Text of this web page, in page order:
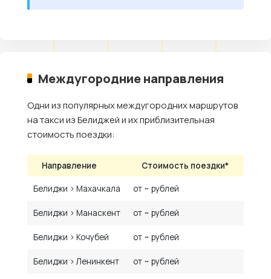
Междугородние направления
Одни из популярных междугородних маршрутов
на такси из Белиджей и их приблизительная
стоимость поездки:
Направление Стоимость поездки*
Белиджи › Махачкала от ~ рублей
Белиджи › Манаскент от ~ рублей
Белиджи › Кочубей от ~ рублей
Белиджи › Ленинкент от ~ рублей